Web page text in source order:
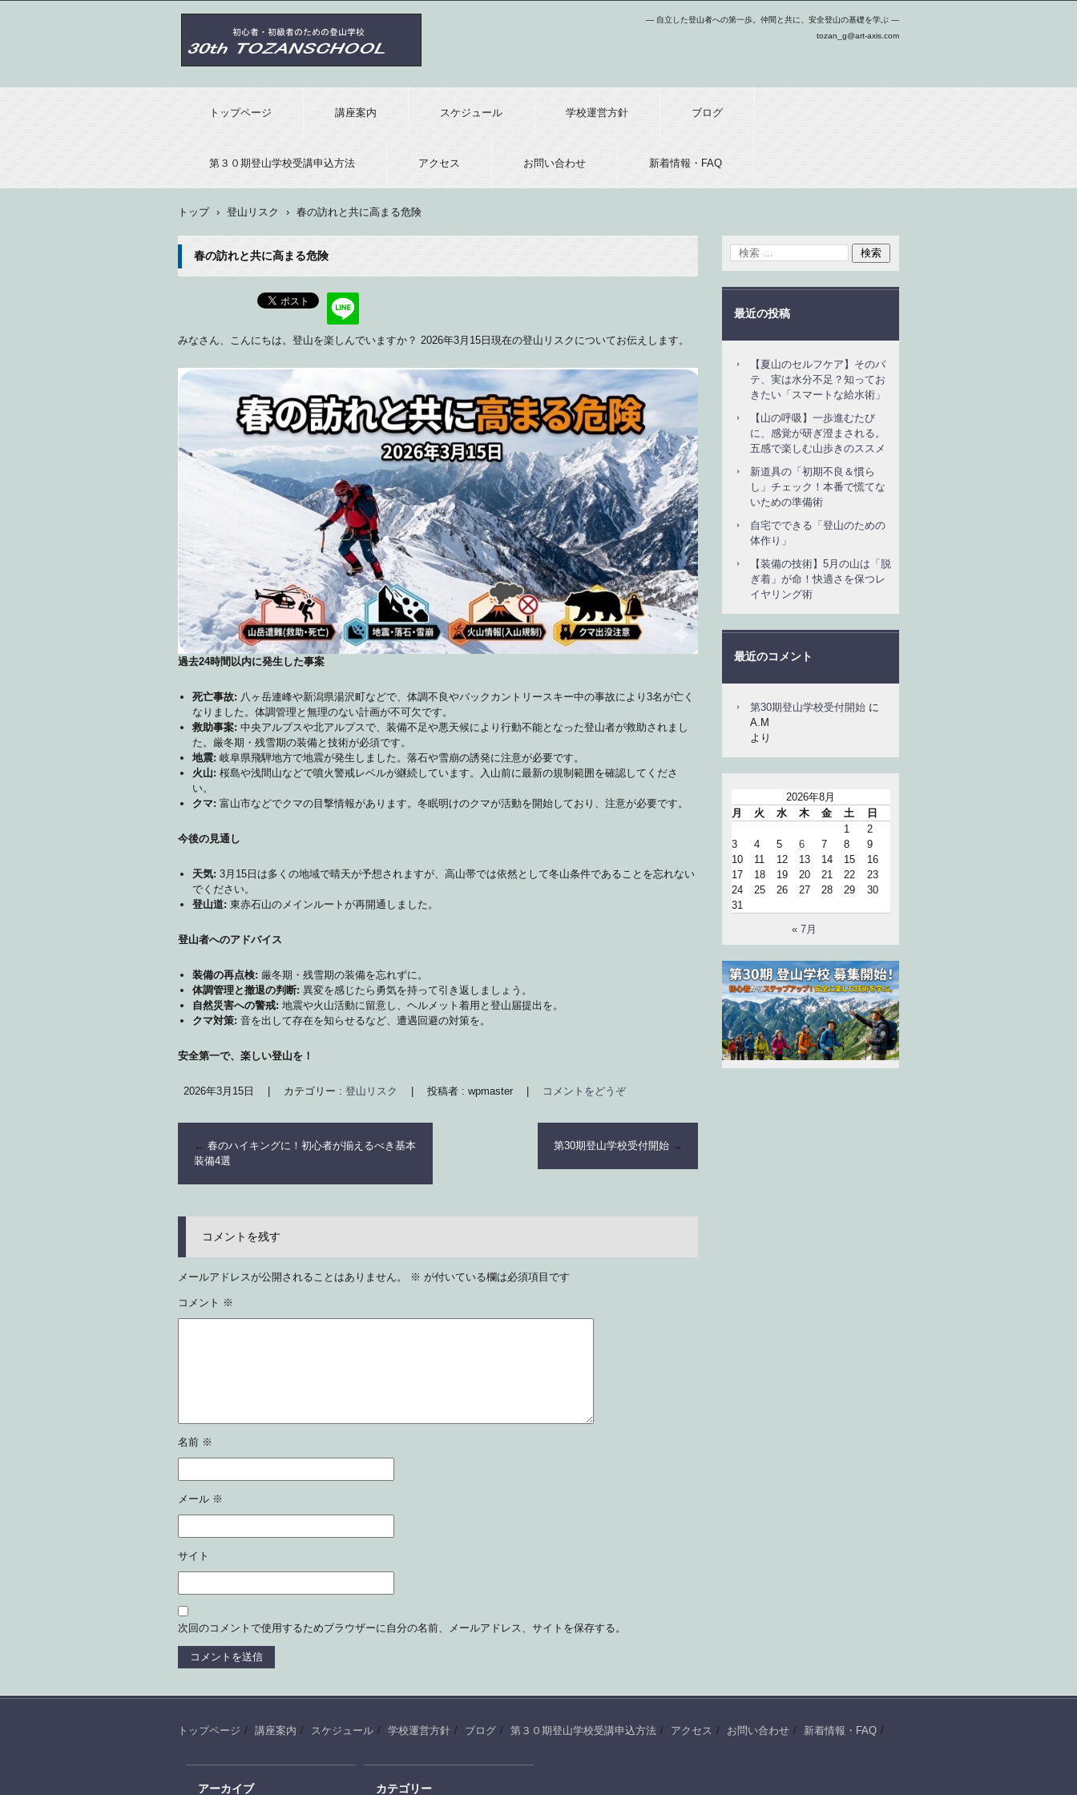
― 自立した登山者への第一歩。仲間と共に、安全登山の基礎を学ぶ ―
tozan_g@art-axis.com
トップページ 講座案内 スケジュール 学校運営方針 ブログ
第３０期登山学校受講申込方法 アクセス お問い合わせ 新着情報・FAQ
トップ › 登山リスク › 春の訪れと共に高まる危険
春の訪れと共に高まる危険
みなさん、こんにちは。登山を楽しんでいますか？ 2026年3月15日現在の登山リスクについてお伝えします。
過去24時間以内に発生した事案
死亡事故: 八ヶ岳連峰や新潟県湯沢町などで、体調不良やバックカントリースキー中の事故により3名が亡く
なりました。体調管理と無理のない計画が不可欠です。
救助事案: 中央アルプスや北アルプスで、装備不足や悪天候により行動不能となった登山者が救助されまし
た。厳冬期・残雪期の装備と技術が必須です。
地震: 岐阜県飛騨地方で地震が発生しました。落石や雪崩の誘発に注意が必要です。
火山: 桜島や浅間山などで噴火警戒レベルが継続しています。入山前に最新の規制範囲を確認してくださ
い。
クマ: 富山市などでクマの目撃情報があります。冬眠明けのクマが活動を開始しており、注意が必要です。
今後の見通し
天気: 3月15日は多くの地域で晴天が予想されますが、高山帯では依然として冬山条件であることを忘れない
でください。
登山道: 東赤石山のメインルートが再開通しました。
登山者へのアドバイス
装備の再点検: 厳冬期・残雪期の装備を忘れずに。
体調管理と撤退の判断: 異変を感じたら勇気を持って引き返しましょう。
自然災害への警戒: 地震や火山活動に留意し、ヘルメット着用と登山届提出を。
クマ対策: 音を出して存在を知らせるなど、遭遇回避の対策を。
安全第一で、楽しい登山を！
2026年3月15日 | カテゴリー : 登山リスク | 投稿者 : wpmaster | コメントをどうぞ
← 春のハイキングに！初心者が揃えるべき基本
装備4選
第30期登山学校受付開始 →
コメントを残す
メールアドレスが公開されることはありません。 ※ が付いている欄は必須項目です
コメント ※
名前 ※
メール ※
サイト
次回のコメントで使用するためブラウザーに自分の名前、メールアドレス、サイトを保存する。
最近の投稿
【夏山のセルフケア】そのバ
テ、実は水分不足？知ってお
きたい「スマートな給水術」
【山の呼吸】一歩進むたび
に、感覚が研ぎ澄まされる。
五感で楽しむ山歩きのススメ
新道具の「初期不良＆慣ら
し」チェック！本番で慌てな
いための準備術
自宅でできる「登山のための
体作り」
【装備の技術】5月の山は「脱
ぎ着」が命！快適さを保つレ
イヤリング術
最近のコメント
第30期登山学校受付開始 に
A.M
より
2026年8月
月
火 水 木 金 土
日
1
2
3
4 5 6 7 8
9
10
11 12 13 14 15
16
17
18 19 20 21 22
23
24
25 26 27 28 29
30
31
« 7月
トップページ 講座案内 スケジュール 学校運営方針 ブログ 第３０期登山学校受講申込方法 アクセス お問い合わせ 新着情報・FAQ
アーカイブ カテゴリー